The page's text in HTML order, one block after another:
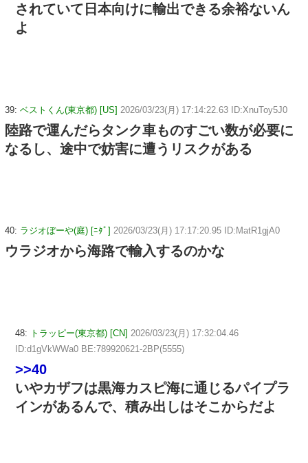
されていて日本向けに輸出できる余裕ないん
よ
39: ベストくん(東京都) [US] 2026/03/23(月) 17:14:22.63 ID:XnuToy5J0
陸路で運んだらタンク車ものすごい数が必要に
なるし、途中で妨害に遭うリスクがある
40: ラジオぼーや(庭) [ﾆﾀﾞ] 2026/03/23(月) 17:17:20.95 ID:MatR1gjA0
ウラジオから海路で輸入するのかな
48: トラッピー(東京都) [CN] 2026/03/23(月) 17:32:04.46
ID:d1gVkWWa0 BE:789920621-2BP(5555)
>>40
いやカザフは黒海カスピ海に通じるパイプラ
インがあるんで、積み出しはそこからだよ